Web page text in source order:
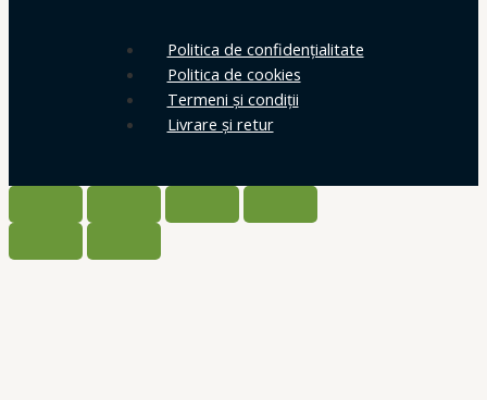
Politica de confidențialitate
Politica de cookies
Termeni și condiții
Livrare și retur